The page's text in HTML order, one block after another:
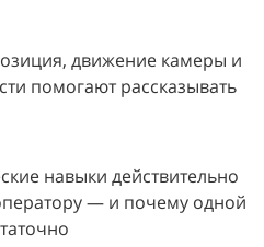
движение камеры и
помогают рассказывать
навыки действительно
— и почему одной